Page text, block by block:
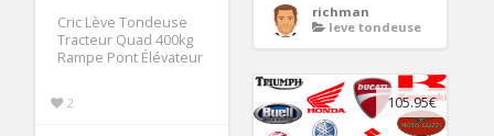
richman
leve tondeuse
Cric Lève Tondeuse
Tracteur Quad 400kg
Rampe Pont Élévateur
2 105.95€